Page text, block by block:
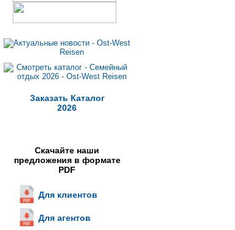
Заказать Каталог
2026
Скачайте наши
предложения в формате
PDF
Для клиентов
Для агентов